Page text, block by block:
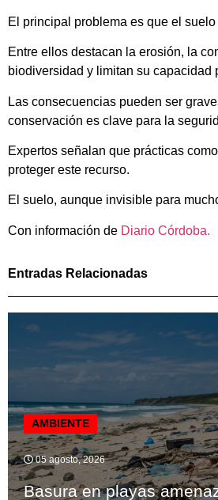
El principal problema es que el
Entre ellos destacan la erosión, la
biodiversidad y limitan su capacidad
Las consecuencias pueden ser
conservación es clave para la
Expertos señalan que prácticas
proteger este recurso.
El suelo, aunque invisible para
Con información de Diario Córdoba.
Entradas Relacionadas
AMBIENTE
05 agosto, 2026
Basura en playas